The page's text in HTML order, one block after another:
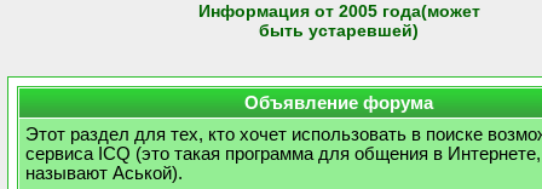
Информация от 2005 года(может
быть устаревшей)
Объявление форума
Этот раздел для тех, кто хочет использовать в поиске
сервиса ICQ (это такая программа для общения в
называют Аськой).